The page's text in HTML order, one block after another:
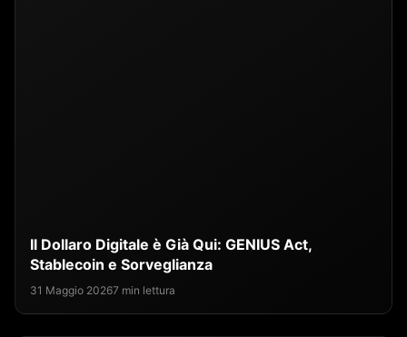
Il Dollaro Digitale è Già Qui: GENIUS Act,
Stablecoin e Sorveglianza
31 Maggio 20267 min lettura